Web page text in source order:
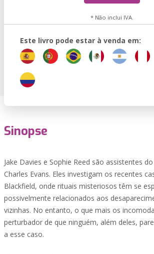
* Não inclui IVA.
Este livro pode estar à venda em:
Sinopse
Jake Davies e Sophie Reed são assistentes
Charles Evans. Eles investigam os recentes
Blackfield, onde rituais misteriosos têm se
possivelmente relacionados aos
vizinhas. No entanto, o que mais os
perturbador de que ninguém, além deles,
a esse caso.